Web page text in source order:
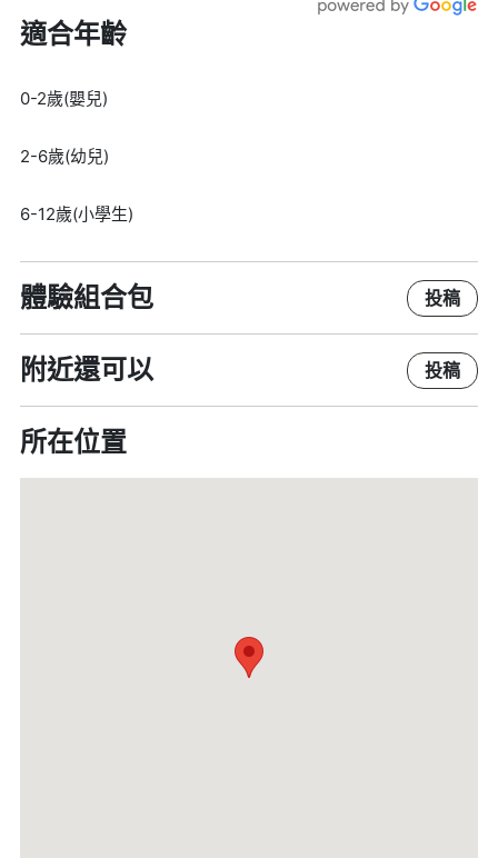
適合年齡
0-2歲(嬰兒)
2-6歲(幼兒)
6-12歲(小學生)
體驗組合包 投稿
附近還可以 投稿
所在位置